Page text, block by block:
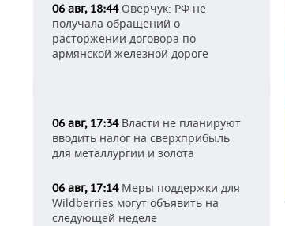
06 авг, 18:44Оверчук: РФ не
получала обращений о
расторжении договора по
армянской железной дороге
06 авг, 17:34Власти не планируют
вводить налог на сверхприбыль
для металлургии и золота
06 авг, 17:14Меры поддержки для
Wildberries могут объявить на
следующей неделе